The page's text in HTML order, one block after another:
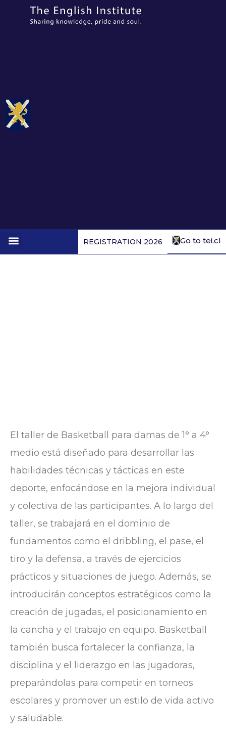
Go to tei.cl
REGISTRATION 2026
El taller de Basketball para damas de 1° a 4°
medio está diseñado para desarrollar las
habilidades técnicas y tácticas en este
deporte, enfocándose en la mejora individual
y colectiva de las participantes. A lo largo del
taller, se trabajará en el dominio de
fundamentos como el dribbling, el pase, el
tiro y la defensa, a través de ejercicios
prácticos y situaciones de juego. Además, se
introducirán conceptos estratégicos como la
creación de jugadas, el posicionamiento en
la cancha y el trabajo en equipo. Basketball
también busca fortalecer la confianza, la
disciplina y el liderazgo en las jugadoras,
preparándolas para competir en torneos
escolares y promover un estilo de vida activo
y saludable.